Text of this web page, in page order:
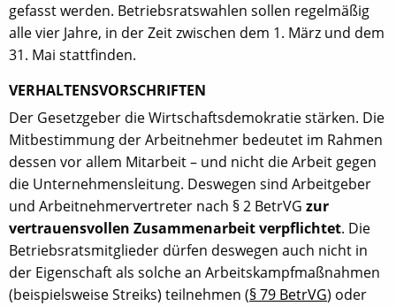
gefasst werden. Betriebsratswahlen sollen regelmäßig
alle vier Jahre, in der Zeit zwischen dem 1. März und dem
31. Mai stattfinden.
VERHALTENSVORSCHRIFTEN
Der Gesetzgeber die Wirtschaftsdemokratie stärken. Die
Mitbestimmung der Arbeitnehmer bedeutet im Rahmen
dessen vor allem Mitarbeit – und nicht die Arbeit gegen
die Unternehmensleitung. Deswegen sind Arbeitgeber
und Arbeitnehmervertreter nach § 2 BetrVG zur
vertrauensvollen Zusammenarbeit verpflichtet. Die
Betriebsratsmitglieder dürfen deswegen auch nicht in
der Eigenschaft als solche an Arbeitskampfmaßnahmen
(beispielsweise Streiks) teilnehmen (§ 79 BetrVG) oder